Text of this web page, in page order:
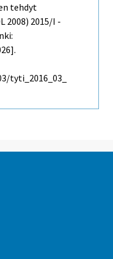
tehdyt
2015/I -